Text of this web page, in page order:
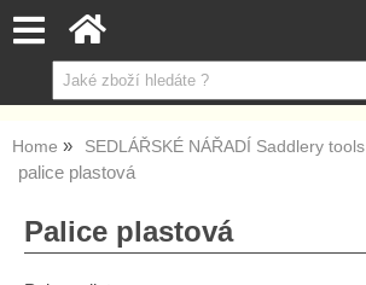
Home SEDLÁŘSKÉ NÁŘADÍ Saddlery tools
palice plastová
Palice plastová